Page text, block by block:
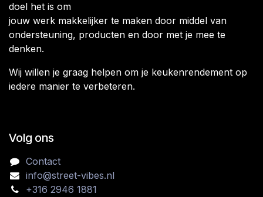
doel het is om
jouw werk makkelijker te maken door middel van
ondersteuning, producten en door met je mee te
denken.
Wij willen je graag helpen om je keukenrendement op
iedere manier te verbeteren.
Volg ons
Contact
info@street-vibes.nl
+316 2946 1881